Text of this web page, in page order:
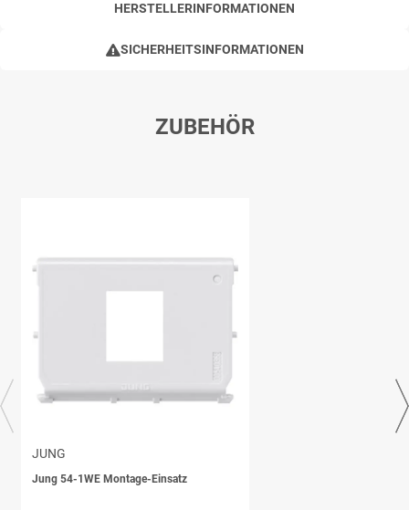
HERSTELLERINFORMATIONEN
SICHERHEITSINFORMATIONEN
ZUBEHÖR
JUNG
Jung 54-1WE Montage-Einsatz